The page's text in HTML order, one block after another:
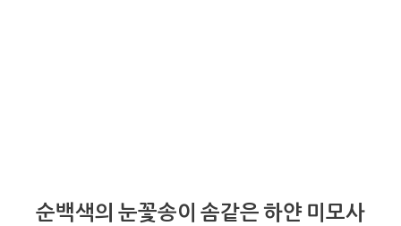
순백색의 눈꽃송이 솜같은 하얀 미모사